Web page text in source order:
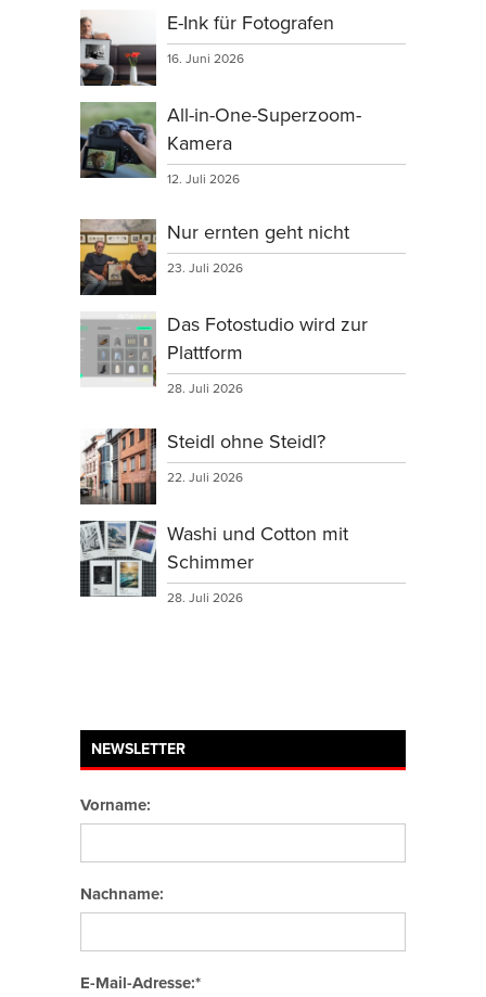
E-Ink für Fotografen
16. Juni 2026
All-in-One-Superzoom-
Kamera
12. Juli 2026
Nur ernten geht nicht
23. Juli 2026
Das Fotostudio wird zur
Plattform
28. Juli 2026
Steidl ohne Steidl?
22. Juli 2026
Washi und Cotton mit
Schimmer
28. Juli 2026
NEWSLETTER
Vorname:
Nachname:
E-Mail-Adresse:*